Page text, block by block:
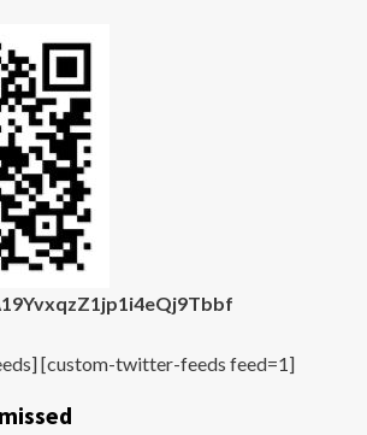
[custom-twitter-feeds feed=1]